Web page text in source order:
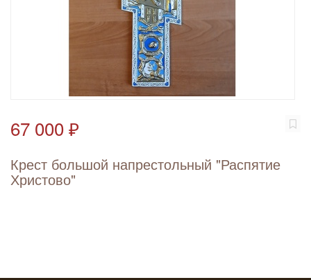
67 000 ₽
Крест большой напрестольный "Распятие
Христово"